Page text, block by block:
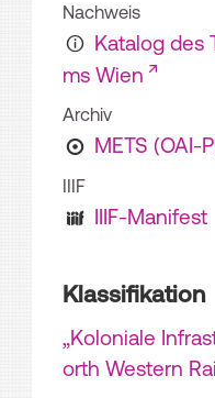
Nachweis
Katalog des
ms Wien
Archiv
METS (OAI-
IIIF
IIIF-Manifest
Klassifikation
„Koloniale
orth Western